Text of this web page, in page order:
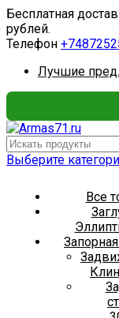
Бесплатная
рублей.
Телефон
Лучшие
Выберите
Все